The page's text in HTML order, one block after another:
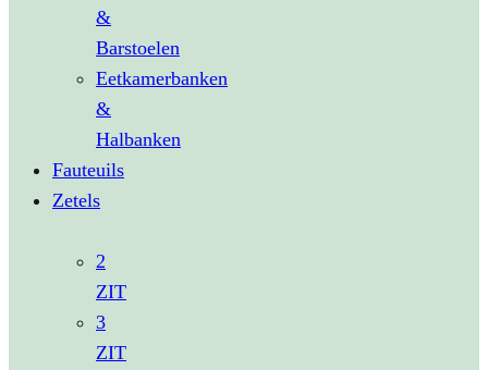
&
Barstoelen
Eetkamerbanken
&
Halbanken
Fauteuils
Zetels
2
ZIT
3
ZIT